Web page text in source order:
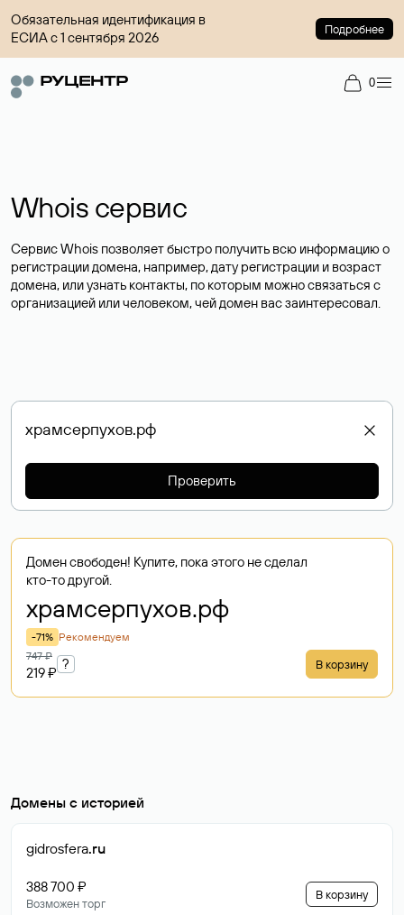
Обязательная идентификация в
ЕСИА с 1 сентября 2026
Подробнее
0
Whois сервис
Сервис Whois позволяет быстро получить всю информацию о
регистрации домена, например, дату регистрации и возраст
домена, или узнать контакты, по которым можно связаться с
организацией или человеком, чей домен вас заинтересовал.
Проверить
Домен свободен! Купите, пока этого не сделал
кто-то другой.
храмсерпухов.рф
-71% Рекомендуем
747 ₽
219 ₽
? В корзину
Домены с историей
gidrosfera.ru
388 700 ₽
Возможен торг
В корзину